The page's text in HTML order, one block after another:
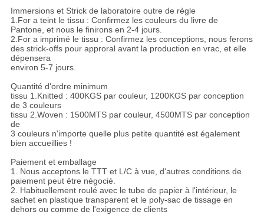
Immersions et Strick de laboratoire outre de règle
1.For a teint le tissu : Confirmez les couleurs du livre de
Pantone, et nous le finirons en 2-4 jours.
2.For a imprimé le tissu : Confirmez les conceptions, nous ferons
des strick-offs pour approral avant la production en vrac, et elle
dépensera
environ 5-7 jours.
Quantité d'ordre minimum
tissu 1.Knitted : 400KGS par couleur, 1200KGS par conception
de 3 couleurs
tissu 2.Woven : 1500MTS par couleur, 4500MTS par conception
de
3 couleurs n'importe quelle plus petite quantité est également
bien accueillies !
Paiement et emballage
1. Nous acceptons le TTT et L/C à vue, d'autres conditions de
paiement peut être négocié.
2. Habituellement roulé avec le tube de papier à l'intérieur, le
sachet en plastique transparent et le poly-sac de tissage en
dehors ou comme de l'exigence de clients